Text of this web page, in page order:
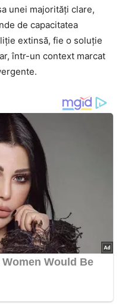
unei majorități clare,
de capacitatea
extinsă, fie o soluție
într-un context marcat